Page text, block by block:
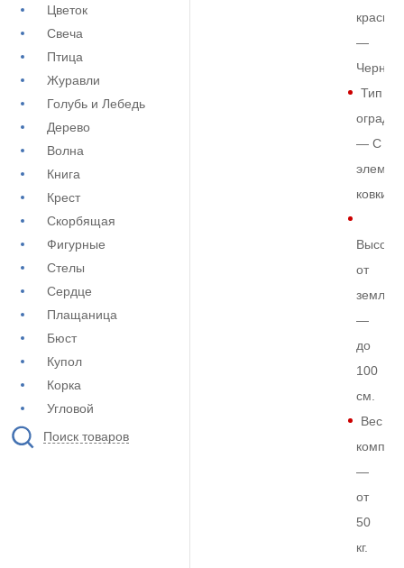
Цветок
Свеча
Птица
Журавли
Голубь и Лебедь
Дерево
Волна
Книга
Крест
Скорбящая
Фигурные
Стелы
Сердце
Плащаница
Бюст
Купол
Корка
Угловой
Поиск товаров
краски
—
Черный
Тип
ограды
— С
ковки
Высота
от
земли
—
до
100
см.
Вес
—
от
50
кг.